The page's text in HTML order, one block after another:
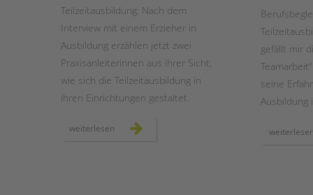
STADTTEILARBEIT
Teilzeitausbildung: Nach dem
Interview mit einem Erzieher in
Ausbildung erzählen jetzt zwei
Praxisanleiterinnen aus ihrer Sicht,
wie sich die Teilzeitausbildung in
ihren Einrichtungen gestaltet.
weiterlesen praxisanleiter*in
gefällt mir
seine
Ausbildung
weiterlesen